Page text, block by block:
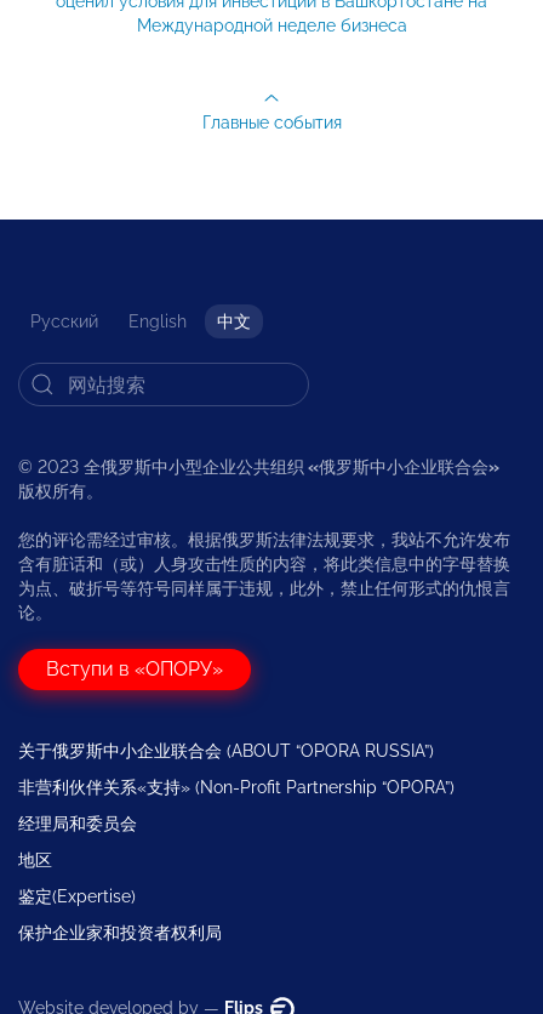
Международной неделе бизнеса
Главные события
Русский English 中文
© 2023 全俄罗斯中小型企业公共组织 «俄罗斯中小企业联合会»
版权所有。
您的评论需经过审核。根据俄罗斯法律法规要求，我站不允许发布
含有脏话和（或）人身攻击性质的内容，将此类信息中的字母替换
为点、破折号等符号同样属于违规，此外，禁止任何形式的仇恨言
论。
Вступи в «ОПОРУ»
关于俄罗斯中小企业联合会 (ABOUT “OPORA RUSSIA”)
非营利伙伴关系«支持» (Non-Profit Partnership “OPORA”)
经理局和委员会
地区
鉴定(Expertise)
保护企业家和投资者权利局
Website developed by — Flips